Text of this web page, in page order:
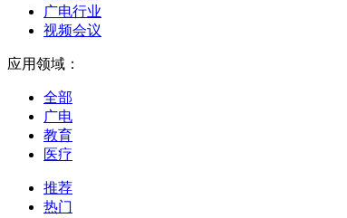
广电行业
视频会议
应用领域：
全部
广电
教育
医疗
推荐
热门